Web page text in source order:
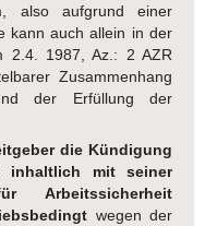
also aufgrund einer
kann auch allein in der
2.4. 1987, Az.: 2 AZR
Zusammenhang
der Erfüllung der
die Kündigung
inhaltlich mit seiner
Arbeitssicherheit
wegen der